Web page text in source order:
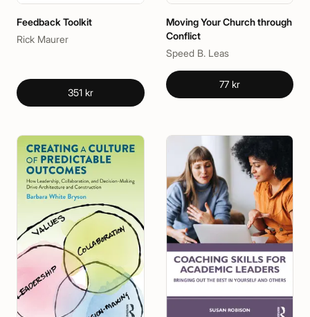
Feedback Toolkit
Rick Maurer
351 kr
Moving Your Church through
Conflict
Speed B. Leas
77 kr